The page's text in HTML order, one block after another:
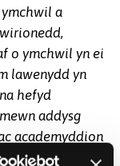
ymchwil a
o ymchwil yn ei
lawenydd yn
hefyd
addysg
academyddion